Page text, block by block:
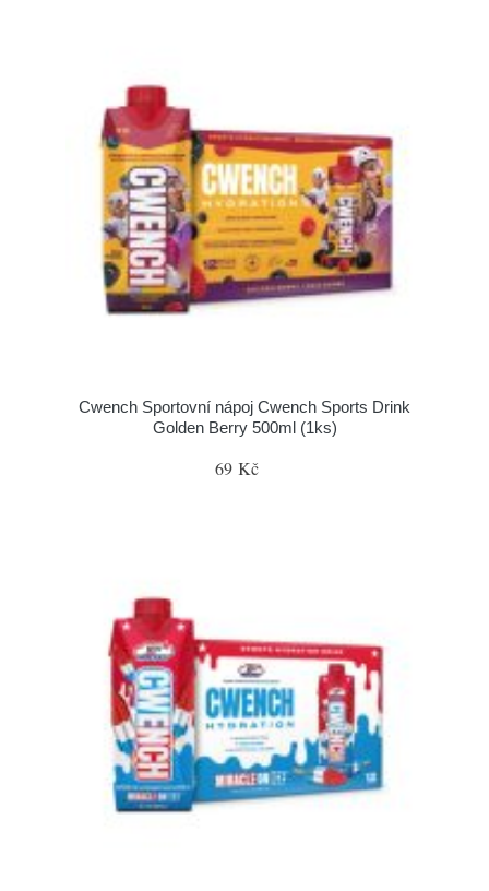
Cwench Sportovní nápoj Cwench Sports Drink
Golden Berry 500ml (1ks)
69 Kč